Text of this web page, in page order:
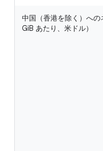
中国（香港を除く）への
GiB あたり、米ドル）